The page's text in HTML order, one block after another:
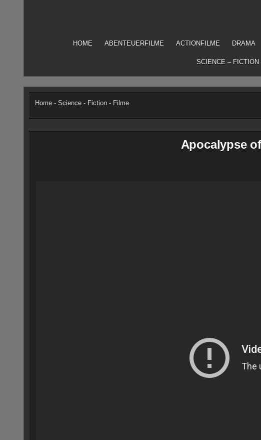
HOME ABENTEUERFILME ACTIONFILME DRAMA
SCIENCE – FICTION
Home - Science - Fiction - Filme
Apocalypse